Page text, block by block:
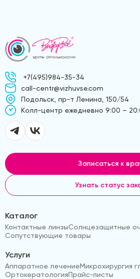
+7(495)984-35-34
call-centr@vizhuvse.com
Подольск, пр-т Ленина, 150/54
Kолл-центр ежедневно 9:00 –
Записаться к
Узнать статус
Каталог
Контактные линзыСолнцезащитные
Сопутствующие товары
Услуги
Аппаратное лечениеМикрохирургия
ОртокератологияПрайс-листы